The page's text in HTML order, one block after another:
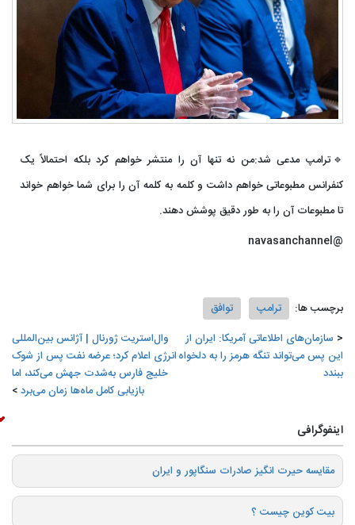
🔹ترامپ مدعی شد:من نه تنها آن را منتشر خواهم کرد بلکه احتمالاً یک
کنفرانس مطبوعاتی خواهم داشت و کلمه به کلمه آن را برای شما خواهم خواند
تا مطبوعات آن را به طور دقیق پوشش دهند.
@navasanchannel
برچسب ها: ترامپ
توافق
سازمان‌های اطلاعاتی آمریکا: ایران از
این پس می‌تواند تنگه هرمز را به دلخواه
ببندد
وال‌استریت ژورنال | آژانس بین‌المللی
انرژی اعلام کرد؛ عرضه نفت پس از شوک
خلیج فارس به‌شدت جهش می‌کند، اما
بازیابی کامل ماه‌ها زمان می‌برد
اینفوگرافی
️مقایسه حیرت انگیز صادرات سنگاپور و ایران
بیت کوین چیست ؟